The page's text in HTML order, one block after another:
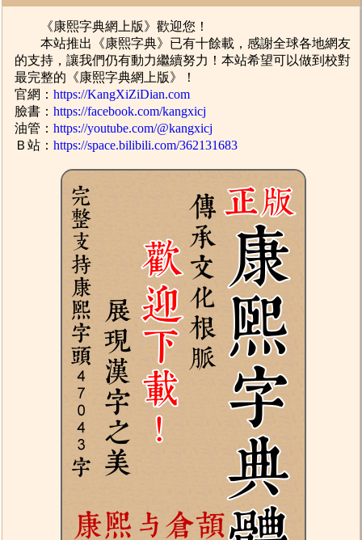
《康熙字典網上版》歡迎您！
本站推出《康熙字典》已有十餘載，感謝全球各地網友
的支持，讓我們仍有動力繼續努力！本站希望可以做到校對
最完整的《康熙字典網上版》！
官網：https://KangXiZiDian.com
臉書：https://facebook.com/kangxicj
油管：https://youtube.com/@kangxicj
Ｂ站：https://space.bilibili.com/362131683